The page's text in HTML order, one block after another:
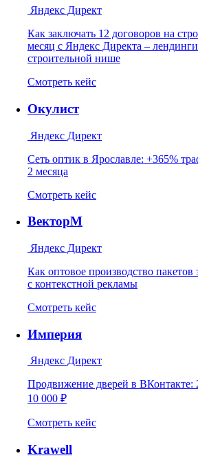
Яндекс Директ
Как заключать 12 договоров на
месяц с Яндекс Директа –
строительной нише
Смотреть кейс
Окулист
Яндекс Директ
Сеть оптик в Ярославле: +365%
2 месяца
Смотреть кейс
ВекторМ
Яндекс Директ
Как оптовое производство пакетов
с контекстной рекламы
Смотреть кейс
Империя
Яндекс Директ
Продвижение дверей в ВКонтакте:
10 000 ₽
Смотреть кейс
Krawell